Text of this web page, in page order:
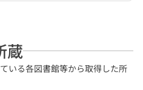
蔵
いる各図書館等から取得した所